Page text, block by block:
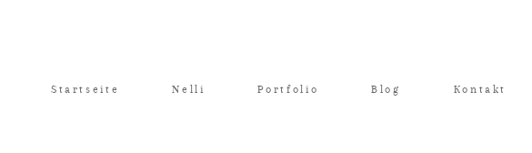
Startseite Nelli Portfolio Blog Kontakt